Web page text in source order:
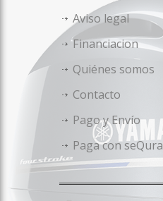
Aviso legal
Financiacion
Quiénes somos
Contacto
Pago y Envío
Paga con seQura